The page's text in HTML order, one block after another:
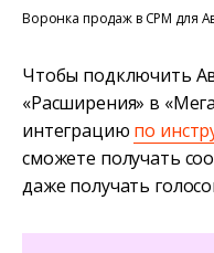
Воронка продаж в СРМ для
Чтобы подключить
«Расширения» в
интеграцию по
сможете получать
даже получать